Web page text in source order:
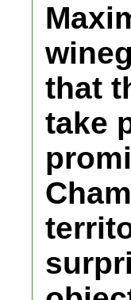
that
take